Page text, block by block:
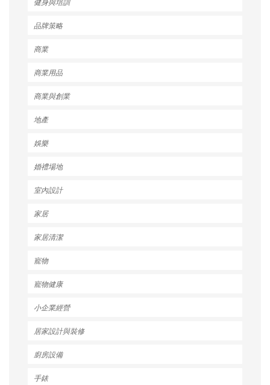
健身與培訓
品牌策略
商業
商業用品
商業與創業
地產
娛樂
婚禮場地
室內設計
家居
家居清潔
寵物
寵物健康
小企業經營
居家設計與裝修
廚房設備
手錶